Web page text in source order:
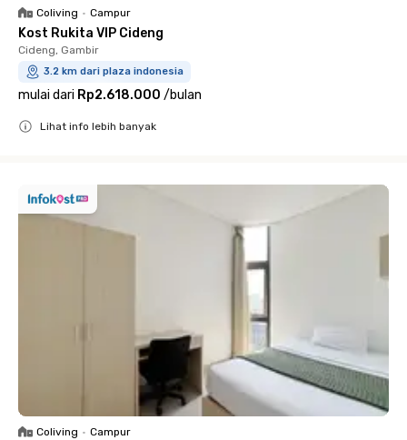
Coliving • Campur
Kost Rukita VIP Cideng
Cideng, Gambir
3.2 km dari plaza indonesia
mulai dari Rp2.618.000 /bulan
Lihat info lebih banyak
Coliving • Campur